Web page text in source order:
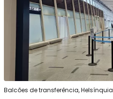
Balcões de transferência, Helsínquia